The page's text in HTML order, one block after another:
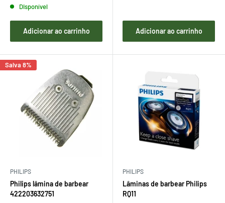
Disponível
Adicionar ao carrinho Adicionar ao carrinho
Salva 8%
PHILIPS
Philips lâmina de barbear
422203632751
PHILIPS
Lâminas de barbear Philips
RQ11